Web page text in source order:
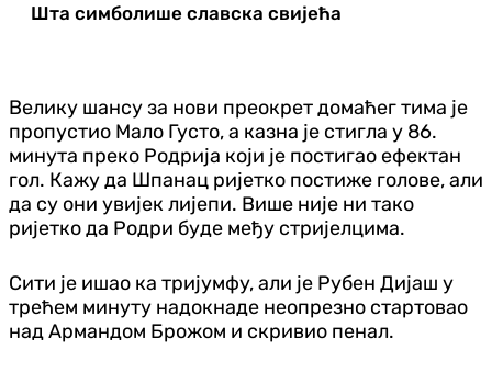
Шта симболише славска свијећа
Велику шансу за нови преокрет домаћег тима је
пропустио Мало Густо, а казна је стигла у 86.
минута преко Родрија који је постигао ефектан
гол. Кажу да Шпанац ријетко постиже голове, али
да су они увијек лијепи. Више није ни тако
ријетко да Родри буде међу стријелцима.
Сити је ишао ка тријумфу, али је Рубен Дијаш у
трећем минуту надокнаде неопрезно стартовао
над Армандом Брожом и скривио пенал.